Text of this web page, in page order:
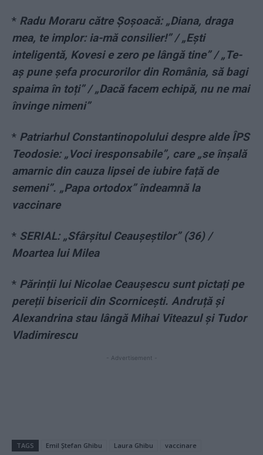
* Radu Moraru către Șoșoacă: „Diana, draga
mea, te implor: ia-mă consilier!” / „Ești
inteligentă, Kovesi e zero pe lângă tine” / „Te-
aș pune șefa procurorilor din România, să bagi
spaima în toți” / „Dacă facem echipă, nu ne mai
învinge nimeni”
* Patriarhul Constantinopolului despre alde ÎPS
Teodosie: „Voci iresponsabile”, care „se înșală
amarnic din cauza lipsei de iubire față de
semeni”. „Papa ortodox” îndeamnă la
vaccinare
* SERIAL: „Sfârșitul Ceaușeștilor” (36) /
Moartea lui Milea
* Părinții lui Nicolae Ceaușescu sunt pictați pe
pereții bisericii din Scornicești. Andruță și
Alexandrina stau lângă Mihai Viteazul și Tudor
Vladimirescu
- Advertisement -
TAGS Emil Ștefan Ghibu Laura Ghibu vaccinare